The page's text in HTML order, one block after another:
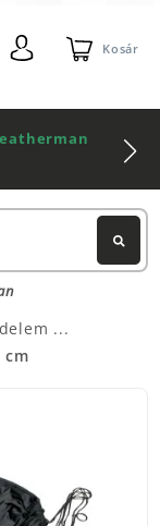
Kosár
cm